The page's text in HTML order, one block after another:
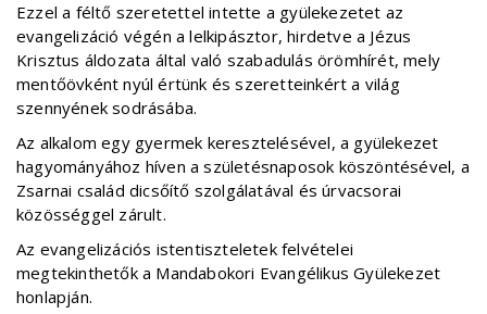
Ezzel a féltő szeretettel intette a gyülekezetet az
evangelizáció végén a lelkipásztor, hirdetve a Jézus
Krisztus áldozata által való szabadulás örömhírét, mely
mentőövként nyúl értünk és szeretteinkért a világ
szennyének sodrásába.
Az alkalom egy gyermek keresztelésével, a gyülekezet
hagyományához híven a születésnaposok köszöntésével, a
Zsarnai család dicsőítő szolgálatával és úrvacsorai
közösséggel zárult.
Az evangelizációs istentiszteletek felvételei
megtekinthetők a Mandabokori Evangélikus Gyülekezet
honlapján.